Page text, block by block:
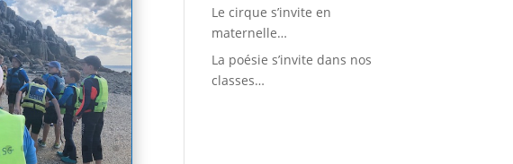
Le cirque s’invite en
maternelle…
La poésie s’invite dans nos
classes…